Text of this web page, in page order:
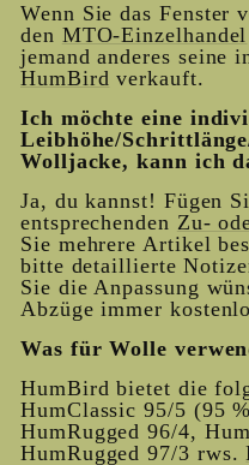
Wenn Sie das Fenster
den MTO-Einzelhandel
jemand anderes seine
HumBird verkauft.
Ich möchte eine
Leibhöhe/
Wolljacke, kann ich
Ja, du kannst! Fügen
entsprechenden Zu-
Sie mehrere Artikel
bitte detaillierte
Sie die Anpassung
Abzüge immer
Was für Wolle
HumBird bietet die
HumClassic 95/5 (95
HumRugged 96/4,
HumRugged 97/3 rws.